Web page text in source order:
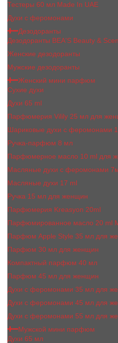
Тестеры 60 мл Made In UAE
Духи с феромонами
Дезодоранты
Дезодоранты BEA'S Beauty &
Женские дезодоранты
Мужские дезодоранты
Женский мини парфюм
Сухие духи
Духи 65 ml
Парфюмерия Vilily 25 мл для
Шариковые духи с феромонами
Ручка-парфюм 8 мл
Парфюмерное масло 10 ml для
Масляные духи c феромонами
Масляные духи 17 ml
Ручка 15 мл для женщин
Парфюмерия Kreasyon 20ml
Парфюмированное масло 20 ml
Парфюм Apple Style 35 мл для
Парфюм 30 мл для женщин
Компактный парфюм 40 мл
Парфюм 45 мл для женщин
Духи с феромонами 35 мл для
Духи с феромонами 45 мл для
Духи с феромонами 55 мл для
Мужской мини парфюм
Духи 65 мл